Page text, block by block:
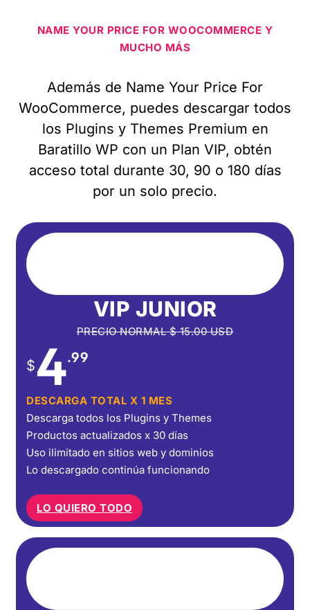
NAME YOUR PRICE FOR WOOCOMMERCE Y
MUCHO MÁS
Además de Name Your Price For
WooCommerce, puedes descargar todos
los Plugins y Themes Premium en
Baratillo WP con un Plan VIP, obtén
acceso total durante 30, 90 o 180 días
por un solo precio.
VIP JUNIOR
PRECIO NORMAL$15.00USD
$4.99
DESCARGA TOTAL X 1 MES
Descarga todos los Plugins y Themes
Productos actualizados x 30 días
Uso ilimitado en sitios web y dominios
Lo descargado continúa funcionando
LO QUIERO TODO